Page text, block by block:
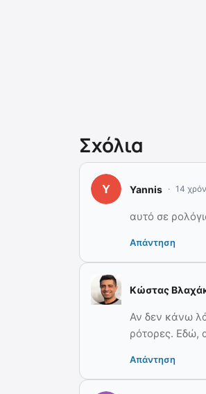
Σχόλια
Yannis 14
αυτό σε
Απάντηση
Κώστας
Αν δεν κάνω
ρότορες. Εδώ,
Απάντηση